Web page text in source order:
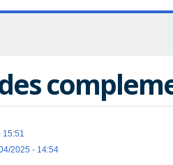
15:51
2025 - 14:54